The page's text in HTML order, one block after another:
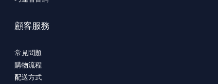
顧客服務
常見問題
購物流程
配送方式